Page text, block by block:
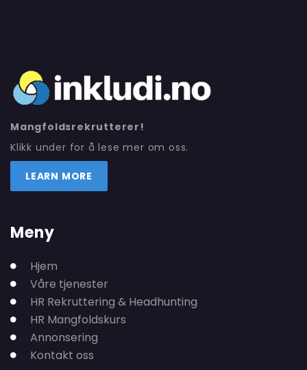
Mangfoldsrekrutterer!
Klikk under for å lese mer om oss.
LEARN MORE
Meny
Hjem
Våre tjenester
HR Rekruttering & Headhunting
HR Mangfoldskurs
Annonsering
Kontakt oss